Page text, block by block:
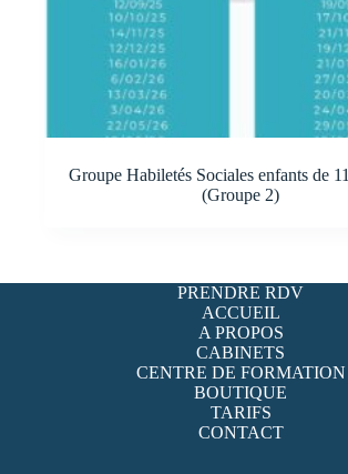
Groupe Habiletés Sociales enfants de
(Groupe 2)
PRENDRE RDV
ACCUEIL
A PROPOS
CABINETS
CENTRE DE FORMATION
BOUTIQUE
TARIFS
CONTACT